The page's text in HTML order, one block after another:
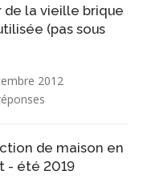
de la vieille brique
(pas sous
2012
de maison en
- été 2019